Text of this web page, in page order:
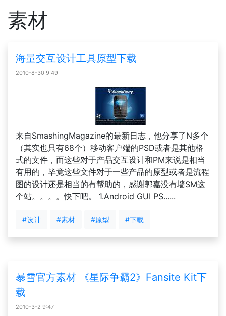
素材
海量交互设计工具原型下载
2010-8-30 9:49
来自SmashingMagazine的最新日志，他分享了N多个
（其实也只有68个）移动客户端的PSD或者是其他格
式的文件，而这些对于产品交互设计和PM来说是相当
有用的，毕竟这些文件对于一些产品的原型或者是流程
图的设计还是相当的有帮助的，感谢郭嘉没有墙SM这
个站。。。。快下吧。 1.Android GUI PS......
#设计 #素材 #原型 #下载
暴雪官方素材 《星际争霸2》Fansite Kit下
载
2010-3-2 9:47